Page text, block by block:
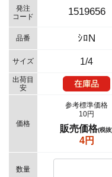
発注
コード
品番
サイズ
出荷目
安
価格
数量
1519656
ｼﾛN
1/4
参考標準価格
10円
販売価格(税
4円